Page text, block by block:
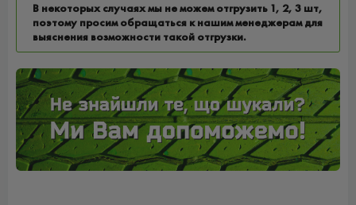
В некоторых случаях мы не можем отгрузить 1, 2, 3 шт,
поэтому просим обращаться к нашим менеджерам для
выяснения возможности такой отгрузки.